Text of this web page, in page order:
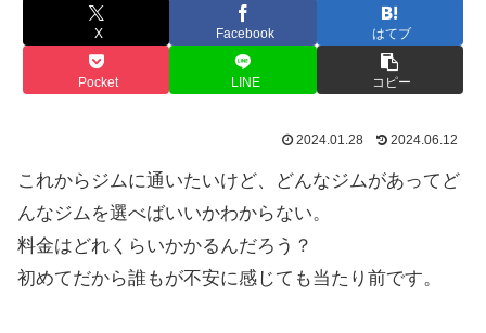
X Facebook はてブ
Pocket LINE コピー
2024.01.28 2024.06.12
これからジムに通いたいけど、どんなジムがあってど
んなジムを選べばいいかわからない。
料金はどれくらいかかるんだろう？
初めてだから誰もが不安に感じても当たり前です。